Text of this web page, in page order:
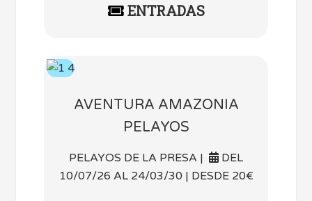
ENTRADAS
AVENTURA AMAZONIA
PELAYOS
PELAYOS DE LA PRESA |
DEL
10/07/26 AL 24/03/30 | DESDE 20€